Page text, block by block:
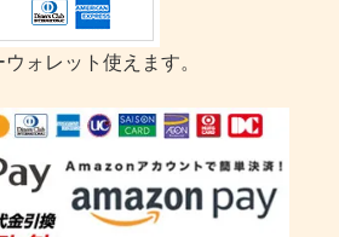
ウォレット使えます。